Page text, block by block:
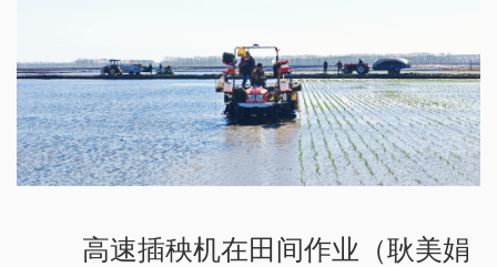
高速插秧机在田间作业（耿美娟